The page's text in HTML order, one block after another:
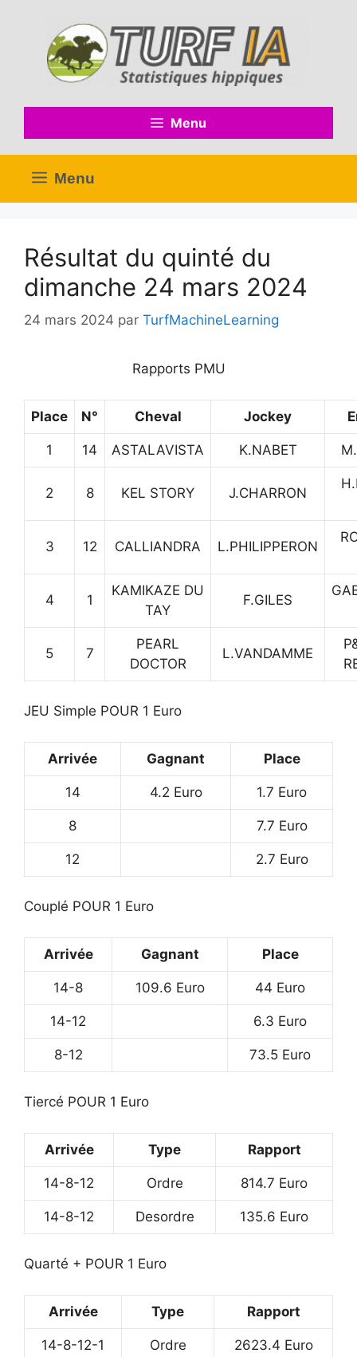
contenu
Menu
Menu
Résultat du quinté du
dimanche 24 mars 2024
24 mars 2024 par TurfMachineLearning
Rapports PMU
Place N° Cheval Jockey
1 14 ASTALAVISTA K.NABET
2 8 KEL STORY J.CHARRON
3 12 CALLIANDRA L.PHILIPPERON
4 1
KAMIKAZE DU
TAY
F.GILES
5 7
PEARL
DOCTOR
L.VANDAMME
JEU Simple POUR 1 Euro
Arrivée Gagnant Place
14 4.2 Euro 1.7 Euro
8 7.7 Euro
12 2.7 Euro
Couplé POUR 1 Euro
Arrivée Gagnant Place
14-8 109.6 Euro 44 Euro
14-12 6.3 Euro
8-12 73.5 Euro
Tiercé POUR 1 Euro
Arrivée Type Rapport
14-8-12 Ordre 814.7 Euro
14-8-12 Desordre 135.6 Euro
Quarté + POUR 1 Euro
Arrivée Type Rapport
14-8-12-1 Ordre 2623.4 Euro